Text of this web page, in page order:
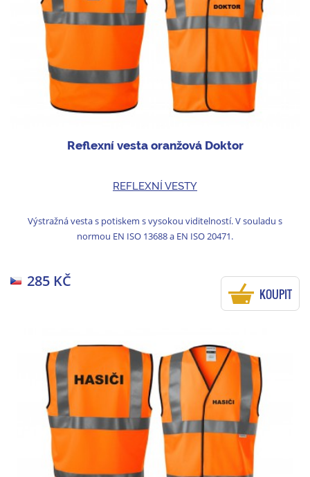
Reflexní vesta oranžová Doktor
REFLEXNÍ VESTY
Výstražná vesta s potiskem s vysokou viditelností. V souladu s
normou EN ISO 13688 a EN ISO 20471.
285 KČ
KOUPIT